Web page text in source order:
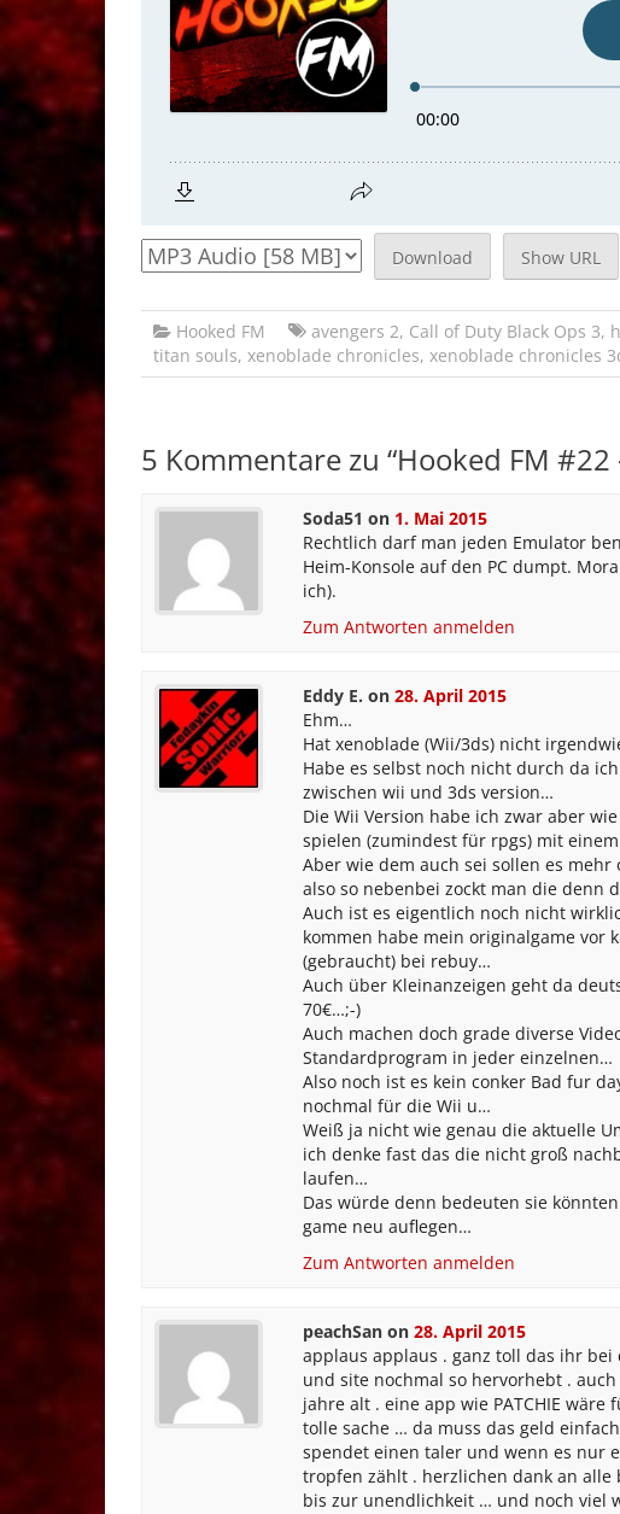
Download Show URL
Hooked FM avengers 2, Call of Duty Black Ops 3,
titan souls, xenoblade chronicles, xenoblade chronicles
5 Kommentare zu “Hooked FM #22
Soda51 on 1. Mai 2015
Rechtlich darf man jeden Emulator
Heim-Konsole auf den PC dumpt.
ich).
Zum Antworten anmelden
Eddy E. on 28. April 2015
Ehm…
Hat xenoblade (Wii/3ds) nicht
Habe es selbst noch nicht durch da
zwischen wii und 3ds version…
Die Wii Version habe ich zwar aber
spielen (zumindest für rpgs) mit
Aber wie dem auch sei sollen es
also so nebenbei zockt man die denn
Auch ist es eigentlich noch nicht
kommen habe mein originalgame vor
(gebraucht) bei rebuy…
Auch über Kleinanzeigen geht da
70€…;-)
Auch machen doch grade diverse
Standardprogram in jeder einzelnen…
Also noch ist es kein conker Bad fur
nochmal für die Wii u…
Weiß ja nicht wie genau die aktuelle
ich denke fast das die nicht groß
laufen…
Das würde denn bedeuten sie
game neu auflegen…
Zum Antworten anmelden
peachSan on 28. April 2015
applaus applaus . ganz toll das ihr
und site nochmal so hervorhebt .
jahre alt . eine app wie PATCHIE
tolle sache … da muss das geld
spendet einen taler und wenn es nur
tropfen zählt . herzlichen dank an
bis zur unendlichkeit … und noch viel